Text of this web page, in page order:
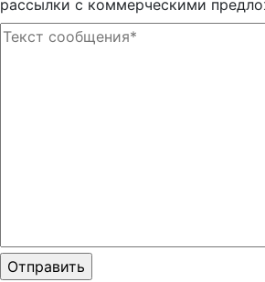
рассылки с коммерческими